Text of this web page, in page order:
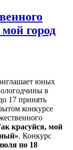
город
юных
в
17 принять
конкурсе
красуйся, мой
. Конкурс
по 18